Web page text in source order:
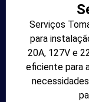
Serviços
para
20A, 127V e
eficiente para